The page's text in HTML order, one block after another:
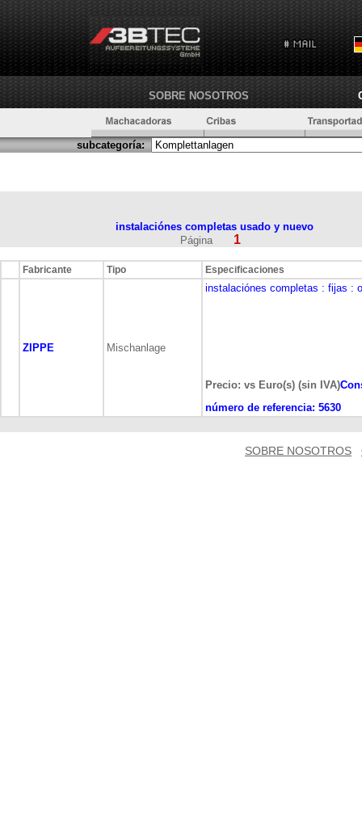
SOBRE NOSOTROS
subcategoría:
instalaciónes completas usado y nuevo
Página
1
Fabricante Tipo Especificaciones
ZIPPE Mischanlage
instalaciónes completas : fijas :
Precio: vs Euro(s) (sin IVA)
número de referencia: 5630
SOBRE NOSOTROS